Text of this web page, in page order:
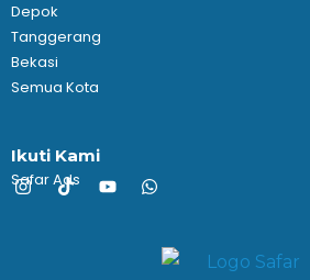
Depok
Tanggerang
Bekasi
Semua Kota
Ikuti Kami
Safar Ads